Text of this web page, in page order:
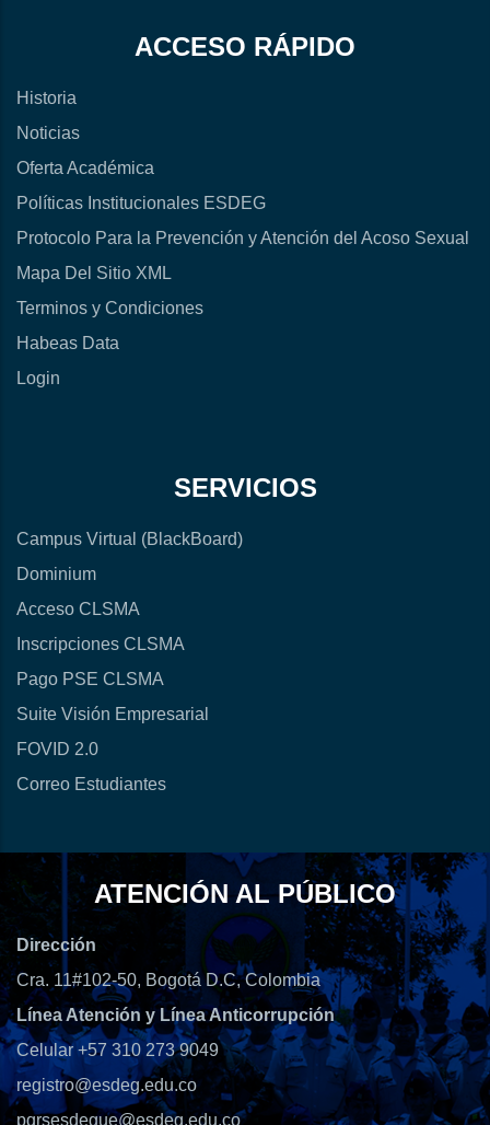
ACCESO RÁPIDO
Historia
Noticias
Oferta Académica
Políticas Institucionales ESDEG
Protocolo Para la Prevención y Atención del Acoso Sexual
Mapa Del Sitio XML
Terminos y Condiciones
Habeas Data
Login
SERVICIOS
Campus Virtual (BlackBoard)
Dominium
Acceso CLSMA
Inscripciones CLSMA
Pago PSE CLSMA
Suite Visión Empresarial
FOVID 2.0
Correo Estudiantes
ATENCIÓN AL PÚBLICO
Dirección
Cra. 11#102-50, Bogotá D.C, Colombia
Línea Atención y Línea Anticorrupción
Celular +57 310 273 9049
registro@esdeg.edu.co
pqrsesdegue@esdeg.edu.co